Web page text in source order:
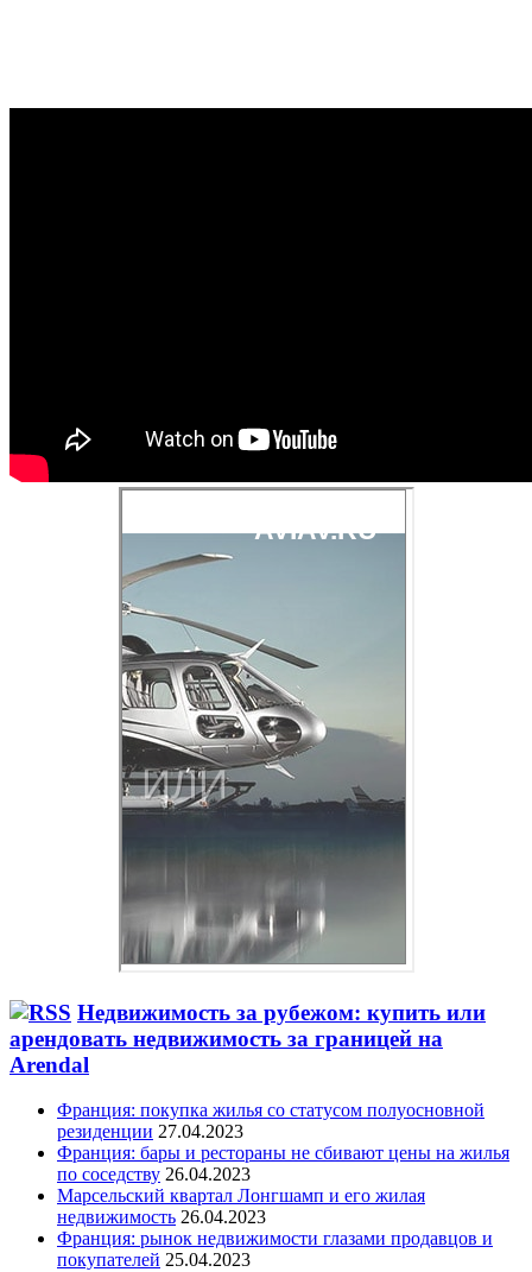
Недвижимость за рубежом: купить или
арендовать недвижимость за границей на
Arendal
Франция: покупка жилья со статусом полуосновной
резиденции 27.04.2023
Франция: бары и рестораны не сбивают цены на жилья
по соседству 26.04.2023
Марсельский квартал Лонгшамп и его жилая
недвижимость 26.04.2023
Франция: рынок недвижимости глазами продавцов и
покупателей 25.04.2023